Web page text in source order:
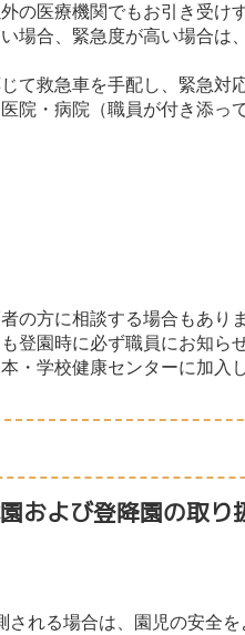
の医療機関でもお引き受け
場合、緊急度が高い場合
て救急車を手配し、緊急対
院・病院（職員が付き添っ
の方に相談する場合もありま
登園時に必ず職員にお知ら
・学校健康センターに加入
および登降園の取り
される場合は、園児の安全